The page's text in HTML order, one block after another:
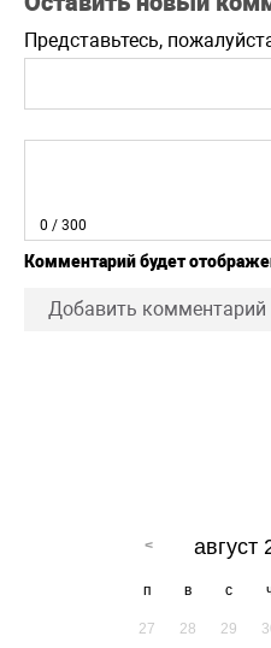
Представьтесь,
0 / 300
Комментарий будет
Добавить комментарий
август
п в с
27 28 29